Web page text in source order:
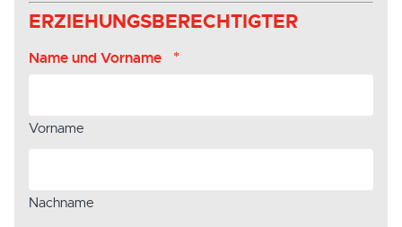
ERZIEHUNGSBERECHTIGTER
Name und Vorname *
Vorname
Nachname